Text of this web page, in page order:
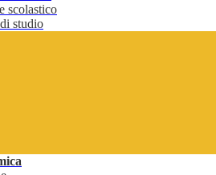
scolastico
studio